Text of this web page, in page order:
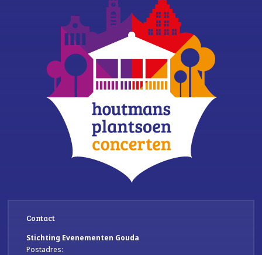
Contact
Stichting Evenementen Gouda
Postadres: